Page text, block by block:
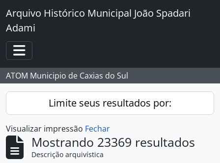
Skip to main content
Arquivo Histórico Municipal João Spadari
Adami
Toggle navigation
ATOM Municipio de Caxias do Sul
Limite seus resultados por:
Visualizar impressão Fechar
Mostrando 23369 resultados
Descrição arquivística